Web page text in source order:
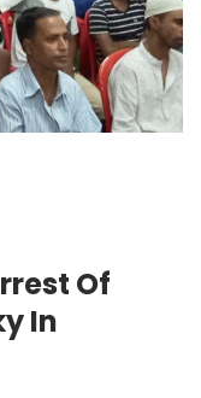
Of
In